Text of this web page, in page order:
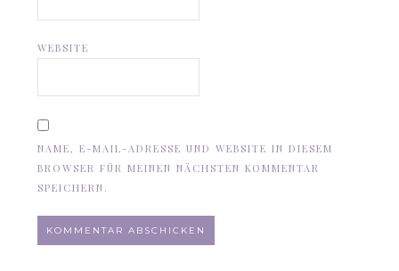
WEBSITE
NAME, E-MAIL-ADRESSE UND WEBSITE IN DIESEM
BROWSER FÜR MEINEN NÄCHSTEN KOMMENTAR
SPEICHERN.